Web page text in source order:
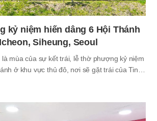
kỷ niệm hiến dâng 6 Hội Thánh
Siheung, Seoul
mùa của sự kết trái, lễ thờ phượng kỷ niệm
ở khu vực thủ đô, nơi sẽ gặt trái của Tin
tiếp nối trong 3 ngày Sabát. Hội Thánh
Trời vào ngày 3 tháng 9, Hội Thánh
Thánh Janghowon được hiến dâng vào